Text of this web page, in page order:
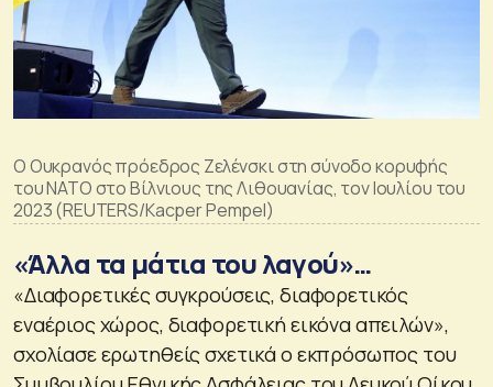
Ο Ουκρανός πρόεδρος Ζελένσκι στη σύνοδο κορυφής
του ΝΑΤΟ στο Βίλνιους της Λιθουανίας, τον Ιουλίου του
2023 (REUTERS/Kacper Pempel)
«Άλλα τα μάτια του λαγού»…
«Διαφορετικές συγκρούσεις, διαφορετικός
εναέριος χώρος, διαφορετική εικόνα απειλών»,
σχολίασε ερωτηθείς σχετικά ο εκπρόσωπος του